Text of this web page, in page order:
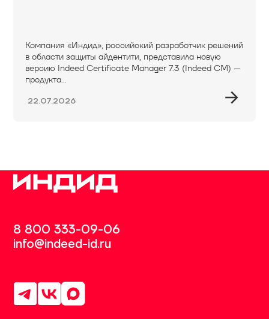
Компания «Индид», российский разработчик решений
в области защиты айдентити, представила новую
версию Indeed Certificate Manager 7.3 (Indeed CM) —
продукта...
22.07.2026
8 800 333-09-06
info@indeed-id.ru